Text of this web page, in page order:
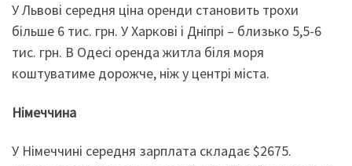
У Львові середня ціна оренди становить трохи
більше 6 тис. грн. У Харкові і Дніпрі – близько 5,5-6
тис. грн. В Одесі оренда житла біля моря
коштуватиме дорожче, ніж у центрі міста.
Німеччина
У Німеччині середня зарплата складає $2675.